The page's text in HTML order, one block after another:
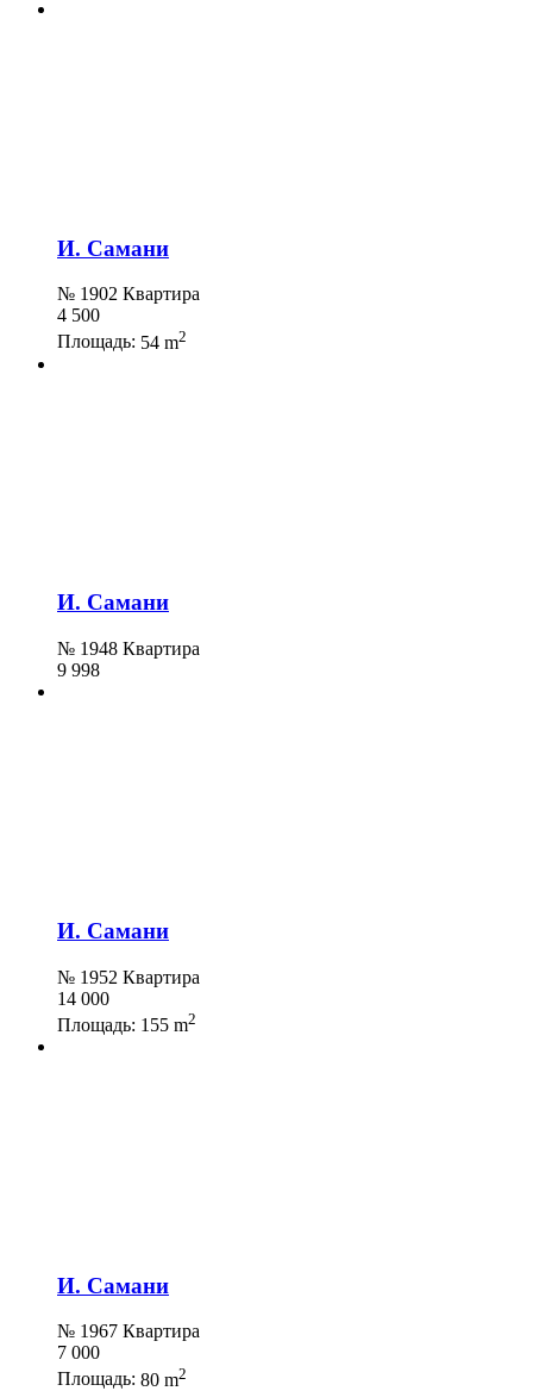
И. Самани
№ 1902 Квартира
4 500
Площадь: 54 m2
И. Самани
№ 1948 Квартира
9 998
И. Самани
№ 1952 Квартира
14 000
Площадь: 155 m2
И. Самани
№ 1967 Квартира
7 000
Площадь: 80 m2